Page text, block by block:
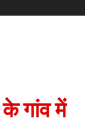
के गांव में